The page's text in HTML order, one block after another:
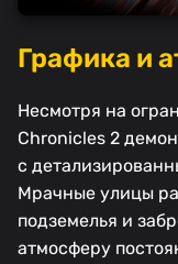
Графика и
Несмотря на
Chronicles 2
с
Мрачные улицы
подземелья и
атмосферу